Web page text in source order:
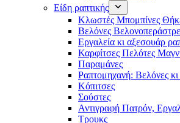
Είδη ραπτικής
Κλωστές Μπομπίνες
Βελόνες
Εργαλεία κι αξεσουάρ
Καρφίτσες Πελότες
Παραμάνες
Ραπτομηχανή: Βελόνες
Κόπιτσες
Σούστες
Αντιγραφή Πατρόν,
Τρουκς